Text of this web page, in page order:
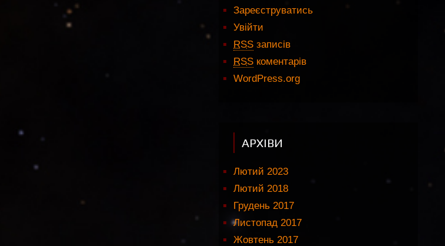
Зареєструватись
Увійти
RSS записів
RSS коментарів
WordPress.org
АРХІВИ
Лютий 2023
Лютий 2018
Грудень 2017
Листопад 2017
Жовтень 2017